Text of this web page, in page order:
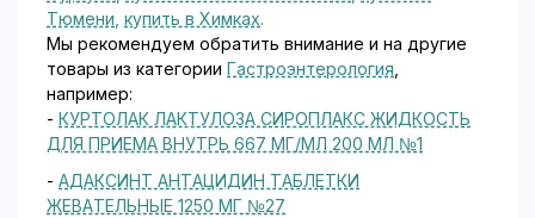
Тюмени купить в Химках.
Мы рекомендуем обратить внимание и на другие
товары из категории Гастроэнтерология
например:
- КУРТОЛАК ЛАКТУЛОЗА СИРОПЛАКС ЖИДКОСТЬ
ДЛЯ ПРИЕМА ВНУТРЬ 667 МГ/МЛ 200 МЛ №1
- АДАКСИНТ АНТАЦИДИН ТАБЛЕТКИ
ЖЕВАТЕЛЬНЫЕ 1250 МГ №27